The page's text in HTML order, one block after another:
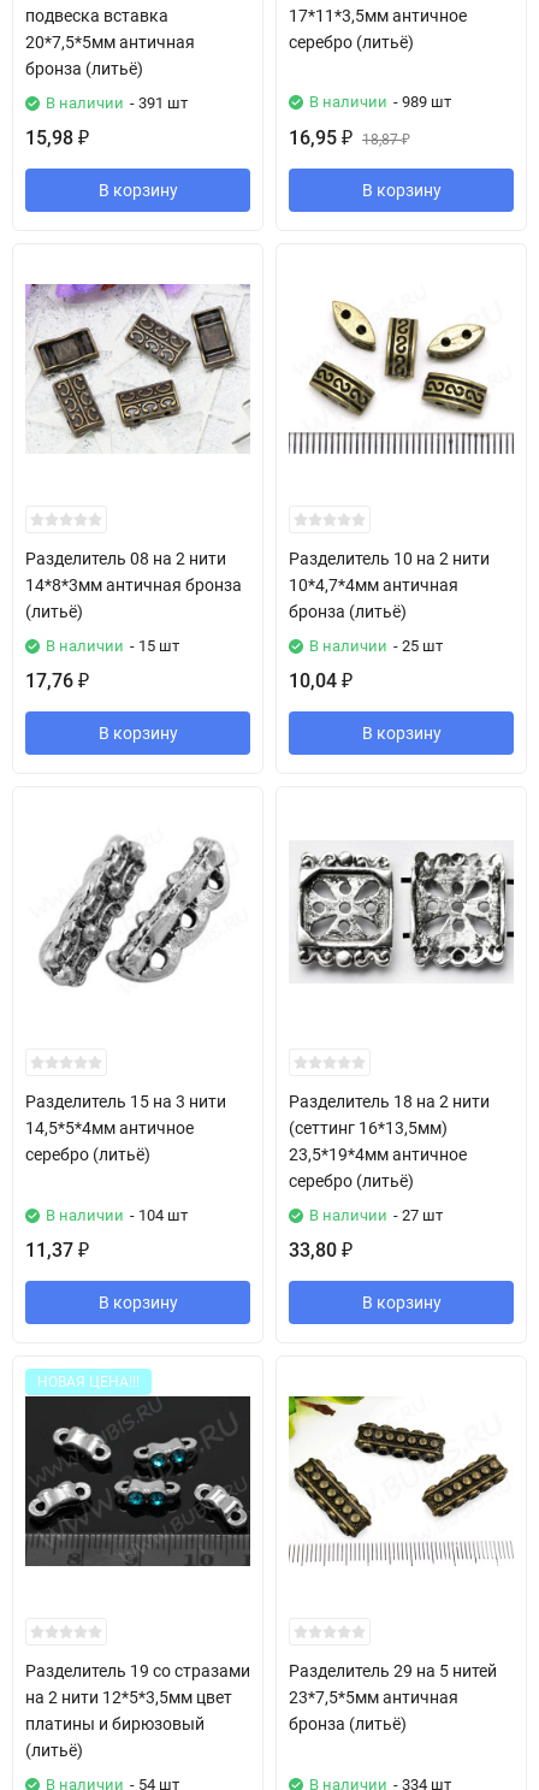
подвеска вставка
20*7,5*5мм античная
бронза (литьё)
В наличии - 391 шт
15,98 ₽
В корзину
17*11*3,5мм античное
серебро (литьё)
В наличии - 989 шт
16,95 ₽ 18,87₽
В корзину
Разделитель 08 на 2 нити
14*8*3мм античная бронза
(литьё)
В наличии - 15 шт
17,76 ₽
В корзину
Разделитель 10 на 2 нити
10*4,7*4мм античная
бронза (литьё)
В наличии - 25 шт
10,04 ₽
В корзину
Разделитель 15 на 3 нити
14,5*5*4мм античное
серебро (литьё)
В наличии - 104 шт
11,37 ₽
В корзину
Разделитель 18 на 2 нити
(сеттинг 16*13,5мм)
23,5*19*4мм античное
серебро (литьё)
В наличии - 27 шт
33,80 ₽
В корзину
НОВАЯ ЦЕНА!!!
Разделитель 19 со стразами
на 2 нити 12*5*3,5мм цвет
платины и бирюзовый
(литьё)
В наличии - 54 шт
Разделитель 29 на 5 нитей
23*7,5*5мм античная
бронза (литьё)
В наличии - 334 шт